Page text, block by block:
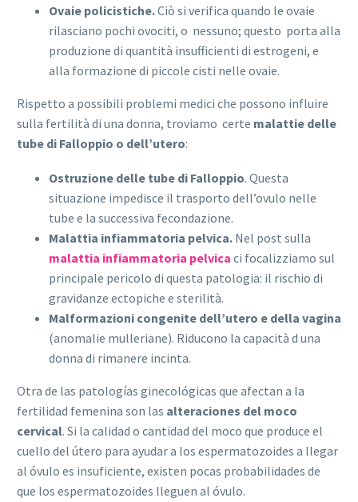
Ovaie policistiche.Ciò si verifica quando le ovaie
rilasciano pochi ovociti, o nessuno; questo porta alla
produzione di quantità insufficienti di estrogeni, e
alla formazione di piccole cisti nelle ovaie.
Rispetto a possibili problemi medici che possono influire
sulla fertilità di una donna, troviamo certe malattie delle
tube di Falloppio o dell’utero:
Ostruzione delle tube di Falloppio. Questa
situazione impedisce il trasporto dell’ovulo nelle
tube e la successiva fecondazione.
Malattia infiammatoria pelvica. Nel post sulla
malattia infiammatoria pelvica ci focalizziamo sul
principale pericolo di questa patologia: il rischio di
gravidanze ectopiche e sterilità.
Malformazioni congenite dell’utero e della vagina
(anomalie mulleriane). Riducono la capacità d una
donna di rimanere incinta.
Otra de las patologías ginecológicas que afectan a la
fertilidad femenina son las alteraciones del moco
cervical. Si la calidad o cantidad del moco que produce el
cuello del útero para ayudar a los espermatozoides a llegar
al óvulo es insuficiente, existen pocas probabilidades de
que los espermatozoides lleguen al óvulo.